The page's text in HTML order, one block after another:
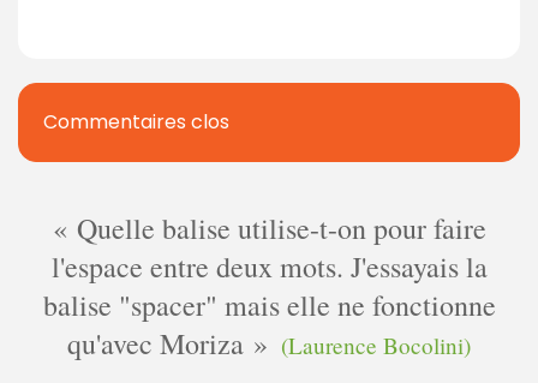
Commentaires clos
Quelle balise utilise-t-on pour faire
l'espace entre deux mots. J'essayais la
balise "spacer" mais elle ne fonctionne
qu'avec Moriza
(Laurence Bocolini)